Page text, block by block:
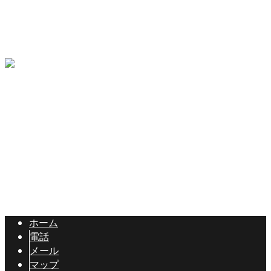
ホーム
電話
メール
マップ